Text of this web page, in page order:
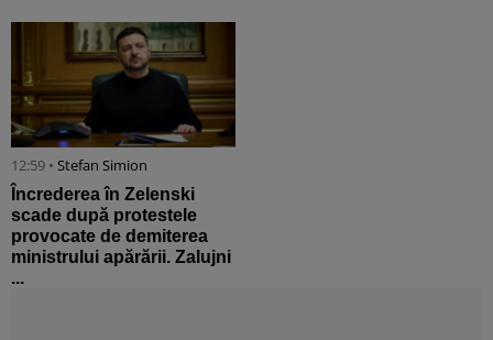
12:59 • Stefan Simion
Încrederea în Zelenski
scade după protestele
provocate de demiterea
ministrului apărării. Zalujni
...